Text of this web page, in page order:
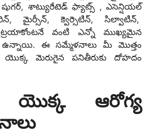
షుగర్, శాట్యురేటెడ్ ఫ్యాట్స్ , ఎసెన్షియల్
మైర్సీన్, క్వెర్సెటిన్, సిల్వాటిన్,
వంటి ఎన్నో ముఖ్యమైన
ఈ సమ్మేళనాలు మీ మొత్తం
యొక్క మెరుగైన పనితీరుకు దోహదం
యొక్క ఆరోగ్య